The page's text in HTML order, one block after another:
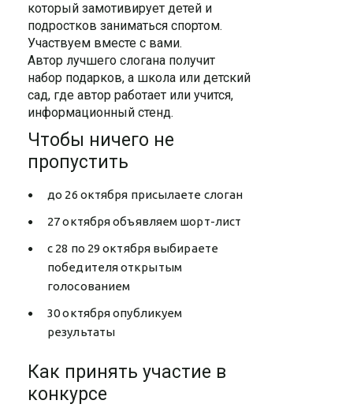
который замотивирует детей и
подростков заниматься спортом.
Участвуем вместе с вами.
Автор лучшего слогана получит
набор подарков, а школа или детский
сад, где автор работает или учится,
информационный стенд.
Чтобы ничего не
пропустить
до 26 октября присылаете слоган
27 октября объявляем шорт-лист
с 28 по 29 октября выбираете
победителя открытым
голосованием
30 октября опубликуем
результаты
Как принять участие в
конкурсе